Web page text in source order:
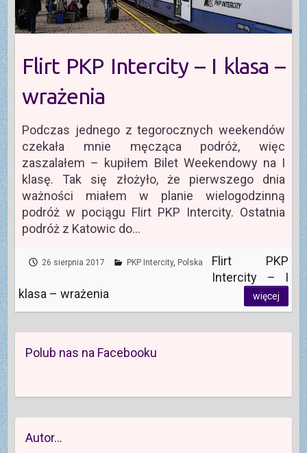
Flirt PKP Intercity – I klasa –
wrażenia
Podczas jednego z tegorocznych weekendów
czekała mnie męcząca podróż, więc
zaszalałem – kupiłem Bilet Weekendowy na I
klasę. Tak się złożyło, że pierwszego dnia
ważności miałem w planie wielogodzinną
podróż w pociągu Flirt PKP Intercity. Ostatnia
podróż z Katowic do…
26 sierpnia 2017 PKP Intercity, Polska
Flirt PKP
Intercity – I
klasa – wrażenia
więcej
Polub nas na Facebooku
Autor…